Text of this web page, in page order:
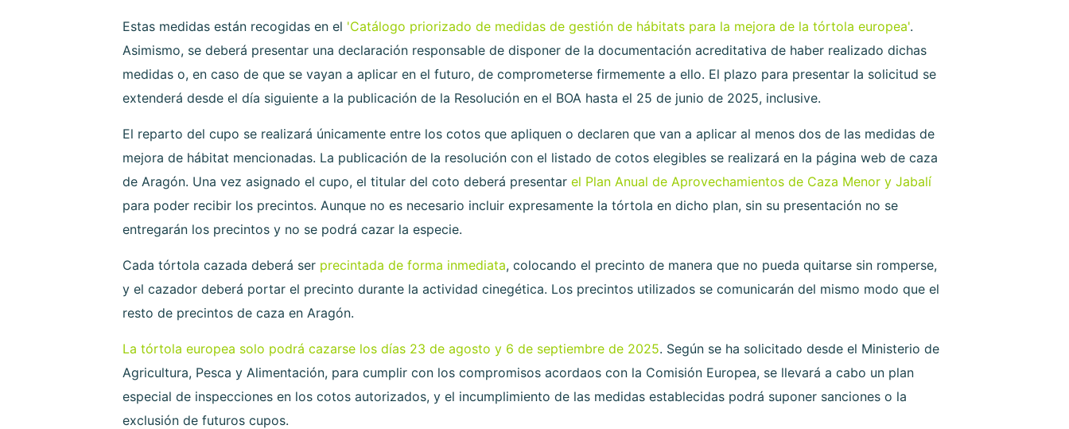
Estas medidas están recogidas en el 'Catálogo priorizado de medidas de gestión de hábitats para la mejora de la tórtola europea'.
Asimismo, se deberá presentar una declaración responsable de disponer de la documentación acreditativa de haber realizado dichas
medidas o, en caso de que se vayan a aplicar en el futuro, de comprometerse firmemente a ello. El plazo para presentar la solicitud se
extenderá desde el día siguiente a la publicación de la Resolución en el BOA hasta el 25 de junio de 2025, inclusive.
El reparto del cupo se realizará únicamente entre los cotos que apliquen o declaren que van a aplicar al menos dos de las medidas de
mejora de hábitat mencionadas. La publicación de la resolución con el listado de cotos elegibles se realizará en la página web de caza
de Aragón. Una vez asignado el cupo, el titular del coto deberá presentar el Plan Anual de Aprovechamientos de Caza Menor y Jabalí
para poder recibir los precintos. Aunque no es necesario incluir expresamente la tórtola en dicho plan, sin su presentación no se
entregarán los precintos y no se podrá cazar la especie.
Cada tórtola cazada deberá ser precintada de forma inmediata, colocando el precinto de manera que no pueda quitarse sin romperse,
y el cazador deberá portar el precinto durante la actividad cinegética. Los precintos utilizados se comunicarán del mismo modo que el
resto de precintos de caza en Aragón.
La tórtola europea solo podrá cazarse los días 23 de agosto y 6 de septiembre de 2025. Según se ha solicitado desde el Ministerio de
Agricultura, Pesca y Alimentación, para cumplir con los compromisos acordaos con la Comisión Europea, se llevará a cabo un plan
especial de inspecciones en los cotos autorizados, y el incumplimiento de las medidas establecidas podrá suponer sanciones o la
exclusión de futuros cupos.